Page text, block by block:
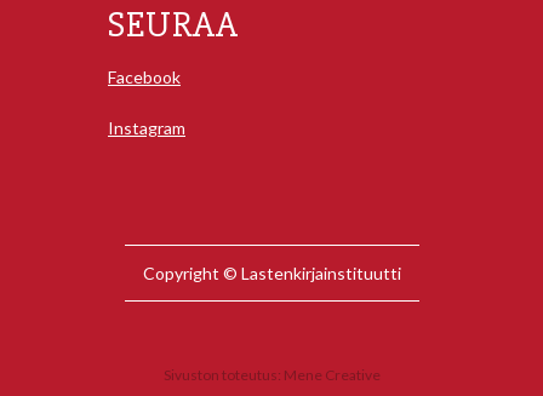
SEURAA
Facebook
Instagram
Copyright © Lastenkirjainstituutti
Sivuston toteutus: Mene Creative